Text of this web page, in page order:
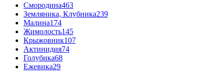
Смородина463
Земляника, Клубника239
Малина174
Жимолость145
Крыжовник107
Актинидия74
Голубика68
Ежевика29